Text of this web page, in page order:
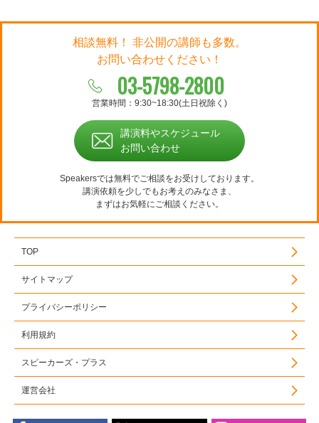
相談無料！ 非公開の講師も多数。
お問い合わせください！
03-5798-2800
営業時間：9:30~18:30(土日祝除く)
講演料やスケジュール
お問い合わせ
Speakersでは無料でご相談をお受けしております。
講演依頼を少しでもお考えのみなさま、
まずはお気軽にご相談ください。
TOP
サイトマップ
プライバシーポリシー
利用規約
スピーカーズ・プラス
運営会社